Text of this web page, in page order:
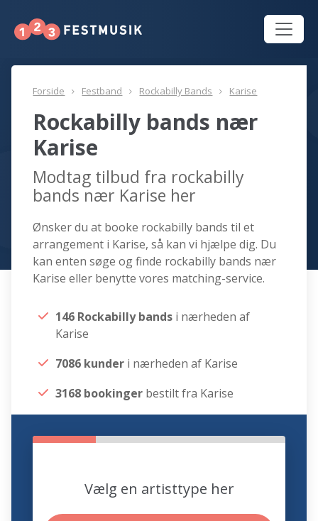
Forside Festband Rockabilly Bands Karise
Rockabilly bands nær
Karise
Modtag tilbud fra rockabilly
bands nær Karise her
Ønsker du at booke rockabilly bands til et
arrangement i Karise, så kan vi hjælpe dig. Du
kan enten søge og finde rockabilly bands nær
Karise eller benytte vores matching-service.
146 Rockabilly bands i nærheden af
Karise
7086 kunder i nærheden af Karise
3168 bookinger bestilt fra Karise
Vælg en artisttype her